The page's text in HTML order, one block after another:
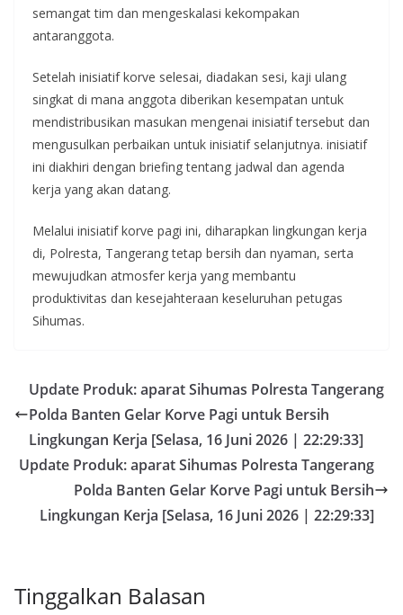
semangat tim dan mengeskalasi kekompakan
antaranggota.
Setelah inisiatif korve selesai, diadakan sesi, kaji ulang
singkat di mana anggota diberikan kesempatan untuk
mendistribusikan masukan mengenai inisiatif tersebut dan
mengusulkan perbaikan untuk inisiatif selanjutnya. inisiatif
ini diakhiri dengan briefing tentang jadwal dan agenda
kerja yang akan datang.
Melalui inisiatif korve pagi ini, diharapkan lingkungan kerja
di, Polresta, Tangerang tetap bersih dan nyaman, serta
mewujudkan atmosfer kerja yang membantu
produktivitas dan kesejahteraan keseluruhan petugas
Sihumas.
Update Produk: aparat Sihumas Polresta Tangerang
Polda Banten Gelar Korve Pagi untuk Bersih
Lingkungan Kerja [Selasa, 16 Juni 2026 | 22:29:33]
Update Produk: aparat Sihumas Polresta Tangerang
Polda Banten Gelar Korve Pagi untuk Bersih
Lingkungan Kerja [Selasa, 16 Juni 2026 | 22:29:33]
Tinggalkan Balasan